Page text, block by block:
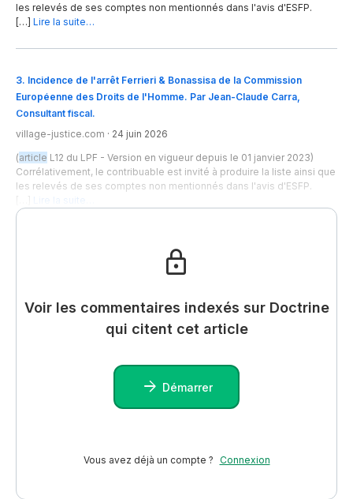
les relevés de ses comptes non mentionnés dans l'avis d'ESFP.
[…] Lire la suite…
3. Incidence de l'arrêt Ferrieri & Bonassisa de la Commission
Européenne des Droits de l'Homme. Par Jean-Claude Carra,
Consultant fiscal.
village-justice.com · 24 juin 2026
(article L12 du LPF - Version en vigueur depuis le 01 janvier 2023)
Corrélativement, le contribuable est invité à produire la liste ainsi que
les relevés de ses comptes non mentionnés dans l'avis d'ESFP.
[…] Lire la suite…
Voir les commentaires indexés sur Doctrine
qui citent cet article
Démarrer
Vous avez déjà un compte ? Connexion